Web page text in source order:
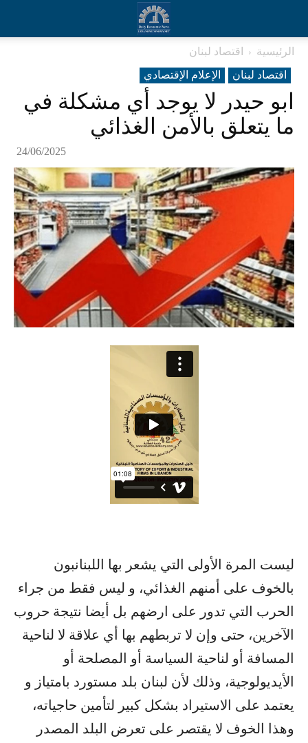
الرئيسية
اقتصاد لبنان
اقتصاد لبنان
الإعلام الإقتصادي
ابو حيدر لا يوجد أي مشكلة في
ما يتعلق بالأمن الغذائي
24/06/2025
ليست المرة الأولى التي يشعر بها اللبنانبون
بالخوف على أمنهم الغذائي، و ليس فقط من جراء
الحرب التي تدور على ارضهم بل أيضا نتيجة حروب
الآخرين، حتى وإن لا تربطهم بها أي علاقة لا لناحية
المسافة أو لناحية السياسة أو المصلحة أو
الأيديولوجية، وذلك لأن لبنان بلد مستورد بامتياز و
يعتمد على الاستيراد بشكل كبير لتأمين حاجياته،
وهذا الخوف لا يقتصر على تعرض البلد المصدر